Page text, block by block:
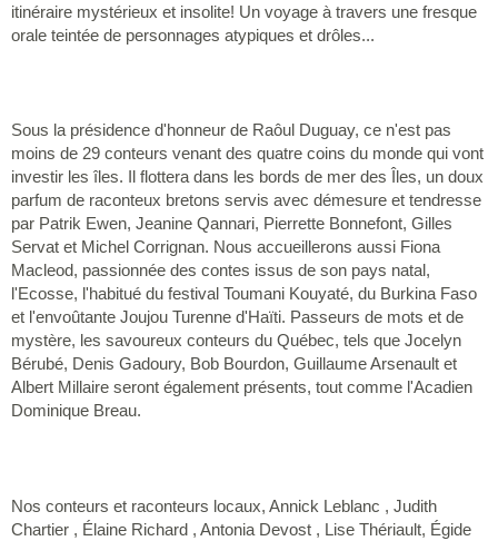
itinéraire mystérieux et insolite! Un voyage à travers une fresque
orale teintée de personnages atypiques et drôles...
Sous la présidence d'honneur de Raôul Duguay, ce n'est pas
moins de 29 conteurs venant des quatre coins du monde qui vont
investir les îles. Il flottera dans les bords de mer des Îles, un doux
parfum de raconteux bretons servis avec démesure et tendresse
par Patrik Ewen, Jeanine Qannari, Pierrette Bonnefont, Gilles
Servat et Michel Corrignan. Nous accueillerons aussi Fiona
Macleod, passionnée des contes issus de son pays natal,
l'Ecosse, l'habitué du festival Toumani Kouyaté, du Burkina Faso
et l'envoûtante Joujou Turenne d'Haïti. Passeurs de mots et de
mystère, les savoureux conteurs du Québec, tels que Jocelyn
Bérubé, Denis Gadoury, Bob Bourdon, Guillaume Arsenault et
Albert Millaire seront également présents, tout comme l'Acadien
Dominique Breau.
Nos conteurs et raconteurs locaux, Annick Leblanc , Judith
Chartier , Élaine Richard , Antonia Devost , Lise Thériault, Égide